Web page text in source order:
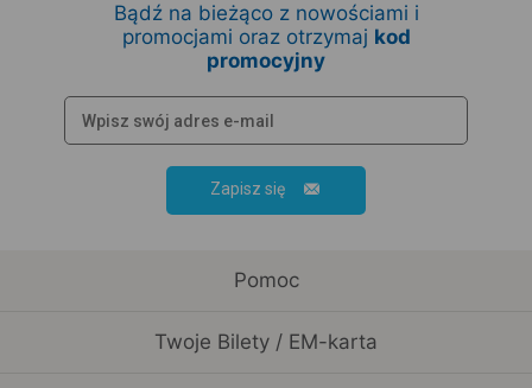
Bądź na bieżąco z nowościami i
promocjami oraz otrzymaj kod
promocyjny
Zapisz się
Pomoc
Twoje Bilety / EM-karta